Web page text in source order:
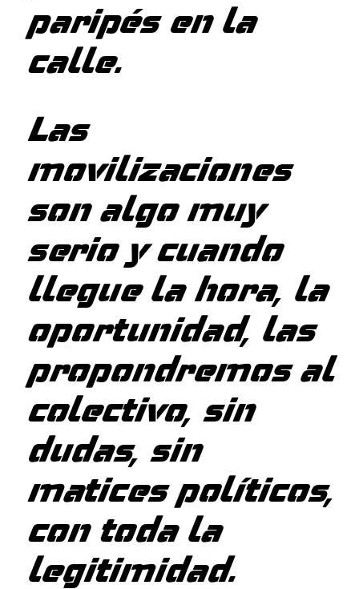
paripés en la
calle.
Las
movilizaciones
son algo muy
serio y cuando
llegue la hora, la
oportunidad, las
propondremos al
colectivo, sin
dudas, sin
matices políticos,
con toda la
legitimidad.